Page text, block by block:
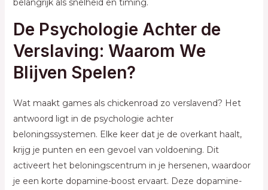
De Psychologie Achter de
Verslaving: Waarom We
Blijven Spelen?
Wat maakt games als chickenroad zo verslavend? Het
antwoord ligt in de psychologie achter
beloningssystemen. Elke keer dat je de overkant haalt,
krijg je punten en een gevoel van voldoening. Dit
activeert het beloningscentrum in je hersenen, waardoor
je een korte dopamine-boost ervaart. Deze dopamine-